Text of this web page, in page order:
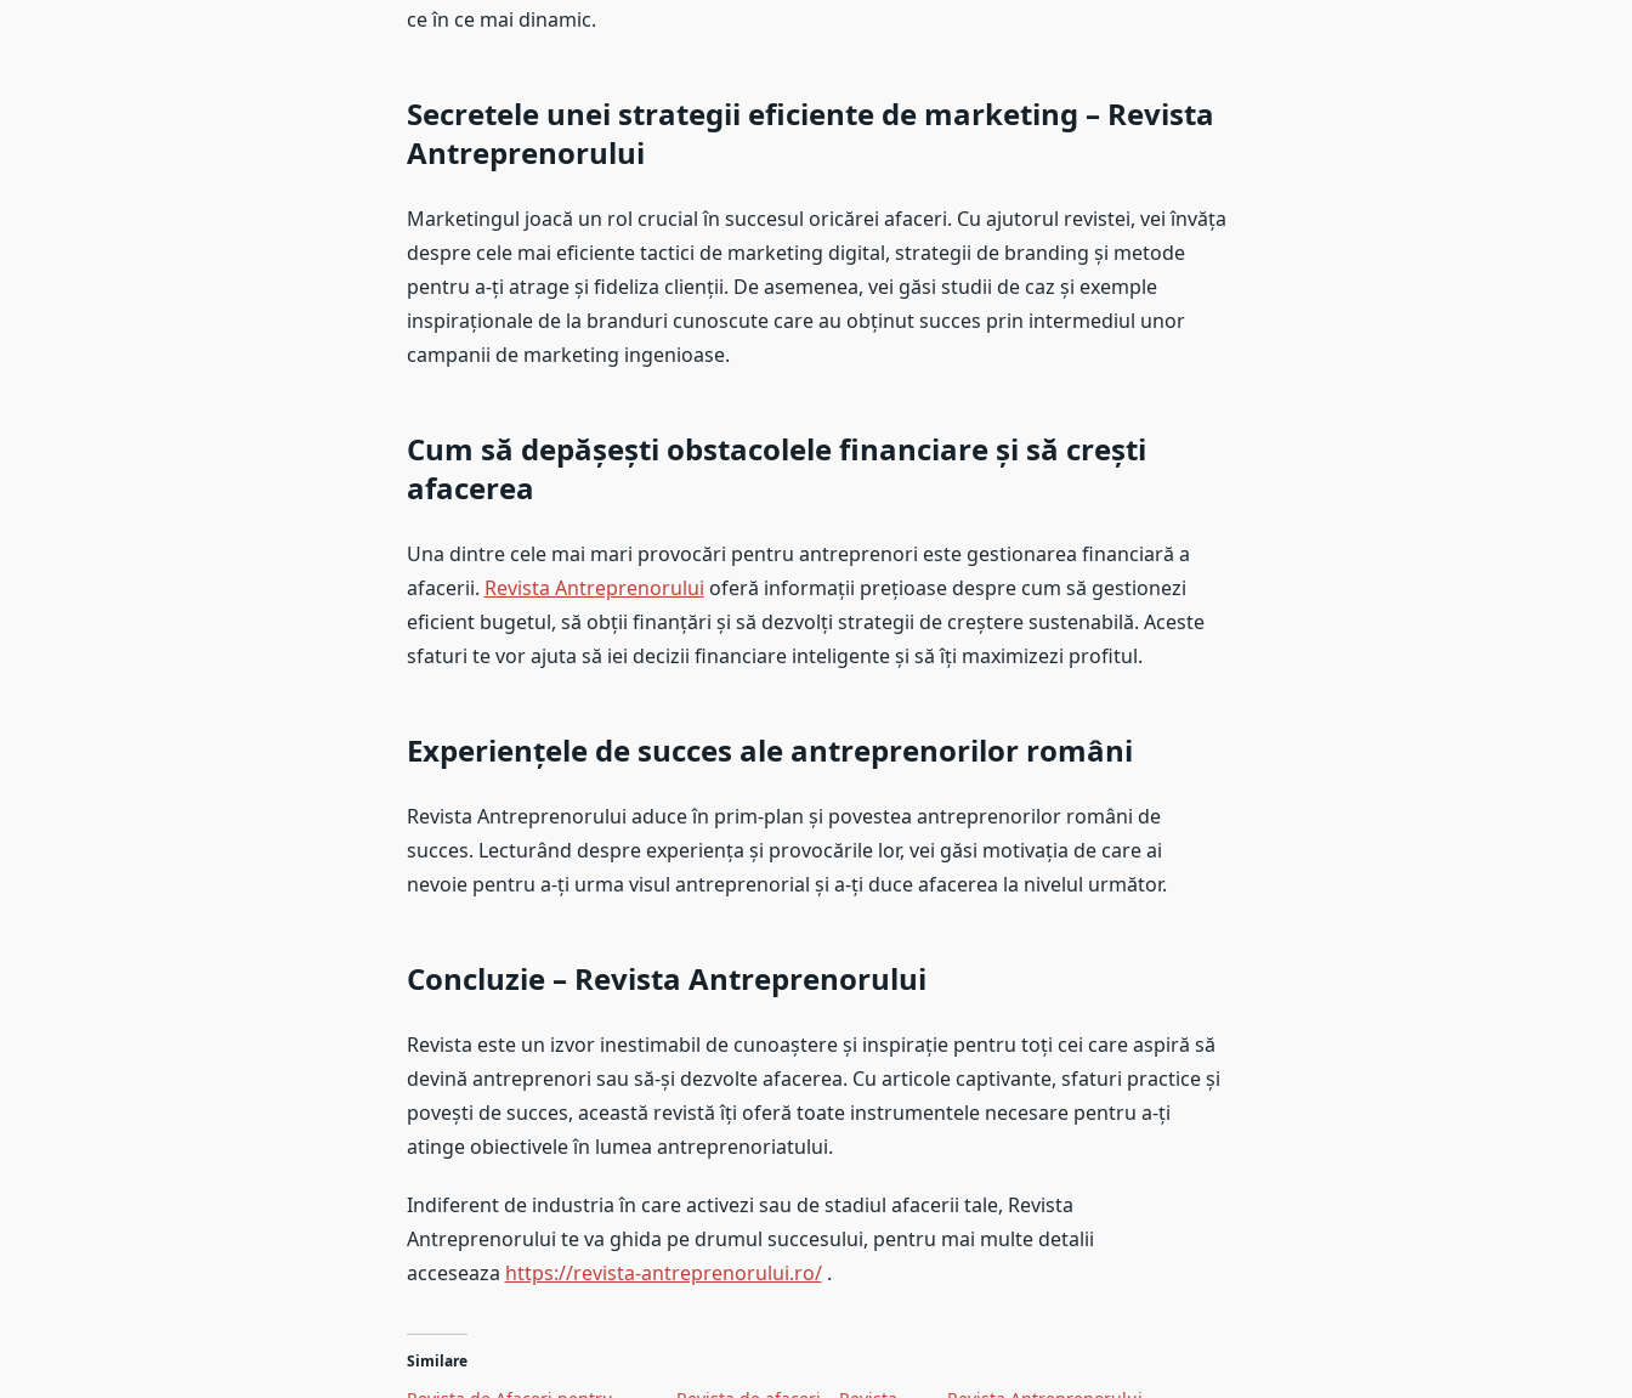
ce în ce mai dinamic.
Secretele unei strategii eficiente de marketing – Revista
Antreprenorului
Marketingul joacă un rol crucial în succesul oricărei afaceri. Cu ajutorul revistei, vei învăța
despre cele mai eficiente tactici de marketing digital, strategii de branding și metode
pentru a-ți atrage și fideliza clienții. De asemenea, vei găsi studii de caz și exemple
inspiraționale de la branduri cunoscute care au obținut succes prin intermediul unor
campanii de marketing ingenioase.
Cum să depășești obstacolele financiare și să crești
afacerea
Una dintre cele mai mari provocări pentru antreprenori este gestionarea financiară a
afacerii. Revista Antreprenorului oferă informații prețioase despre cum să gestionezi
eficient bugetul, să obții finanțări și să dezvolți strategii de creștere sustenabilă. Aceste
sfaturi te vor ajuta să iei decizii financiare inteligente și să îți maximizezi profitul.
Experiențele de succes ale antreprenorilor români
Revista Antreprenorului aduce în prim-plan și povestea antreprenorilor români de
succes. Lecturând despre experiența și provocările lor, vei găsi motivația de care ai
nevoie pentru a-ți urma visul antreprenorial și a-ți duce afacerea la nivelul următor.
Concluzie– Revista Antreprenorului
Revista este un izvor inestimabil de cunoaștere și inspirație pentru toți cei care aspiră să
devină antreprenori sau să-și dezvolte afacerea. Cu articole captivante, sfaturi practice și
povești de succes, această revistă îți oferă toate instrumentele necesare pentru a-ți
atinge obiectivele în lumea antreprenoriatului.
Indiferent de industria în care activezi sau de stadiul afacerii tale, Revista
Antreprenorului te va ghida pe drumul succesului, pentru mai multe detalii
acceseaza https://revista-antreprenorului.ro/.
Similare